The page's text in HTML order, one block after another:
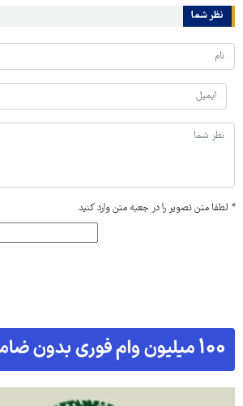
نظر شما
* لطفا متن تصویر را در جعبه متن وارد کنید